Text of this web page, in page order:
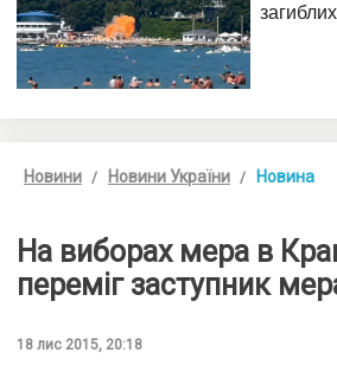
Новини Новини України Новина
На виборах мера в
переміг заступник
18 лис 2015, 20:18